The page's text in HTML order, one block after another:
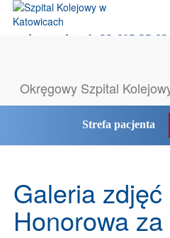
rejestracja tel: 32 605 35
Okręgowy Szpital
Strefa pacjenta
Galeria zdjęć
Honorowa